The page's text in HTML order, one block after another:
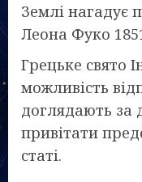
Землі нагадує
Леона Фуко
Грецьке свято
можливість
доглядають за
привітати
статі.